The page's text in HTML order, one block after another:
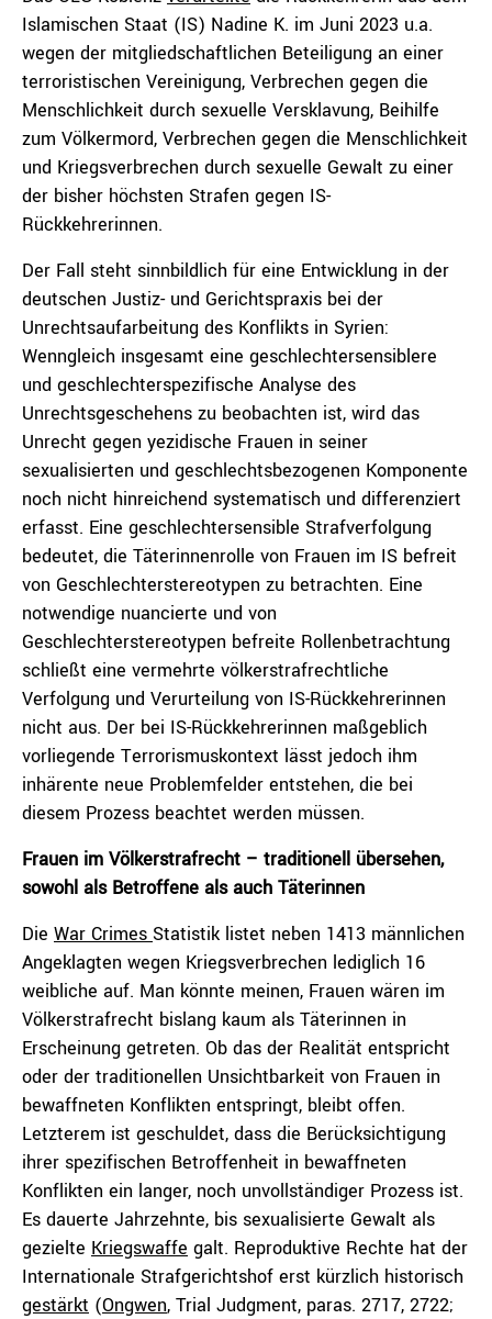
Islamischen Staat (IS) Nadine K. im Juni 2023 u.a.
wegen der mitgliedschaftlichen Beteiligung an einer
terroristischen Vereinigung, Verbrechen gegen die
Menschlichkeit durch sexuelle Versklavung, Beihilfe
zum Völkermord, Verbrechen gegen die Menschlichkeit
und Kriegsverbrechen durch sexuelle Gewalt zu einer
der bisher höchsten Strafen gegen IS-
Rückkehrerinnen.
Der Fall steht sinnbildlich für eine Entwicklung in der
deutschen Justiz- und Gerichtspraxis bei der
Unrechtsaufarbeitung des Konflikts in Syrien:
Wenngleich insgesamt eine geschlechtersensiblere
und geschlechterspezifische Analyse des
Unrechtsgeschehens zu beobachten ist, wird das
Unrecht gegen yezidische Frauen in seiner
sexualisierten und geschlechtsbezogenen Komponente
noch nicht hinreichend systematisch und differenziert
erfasst. Eine geschlechtersensible Strafverfolgung
bedeutet, die Täterinnenrolle von Frauen im IS befreit
von Geschlechterstereotypen zu betrachten. Eine
notwendige nuancierte und von
Geschlechterstereotypen befreite Rollenbetrachtung
schließt eine vermehrte völkerstrafrechtliche
Verfolgung und Verurteilung von IS-Rückkehrerinnen
nicht aus. Der bei IS-Rückkehrerinnen maßgeblich
vorliegende Terrorismuskontext lässt jedoch ihm
inhärente neue Problemfelder entstehen, die bei
diesem Prozess beachtet werden müssen.
Frauen im Völkerstrafrecht – traditionell übersehen,
sowohl als Betroffene als auch Täterinnen
Die War Crimes Statistik listet neben 1413 männlichen
Angeklagten wegen Kriegsverbrechen lediglich 16
weibliche auf. Man könnte meinen, Frauen wären im
Völkerstrafrecht bislang kaum als Täterinnen in
Erscheinung getreten. Ob das der Realität entspricht
oder der traditionellen Unsichtbarkeit von Frauen in
bewaffneten Konflikten entspringt, bleibt offen.
Letzterem ist geschuldet, dass die Berücksichtigung
ihrer spezifischen Betroffenheit in bewaffneten
Konflikten ein langer, noch unvollständiger Prozess ist.
Es dauerte Jahrzehnte, bis sexualisierte Gewalt als
gezielte Kriegswaffe galt. Reproduktive Rechte hat der
Internationale Strafgerichtshof erst kürzlich historisch
gestärkt (Ongwen, Trial Judgment, paras. 2717, 2722;